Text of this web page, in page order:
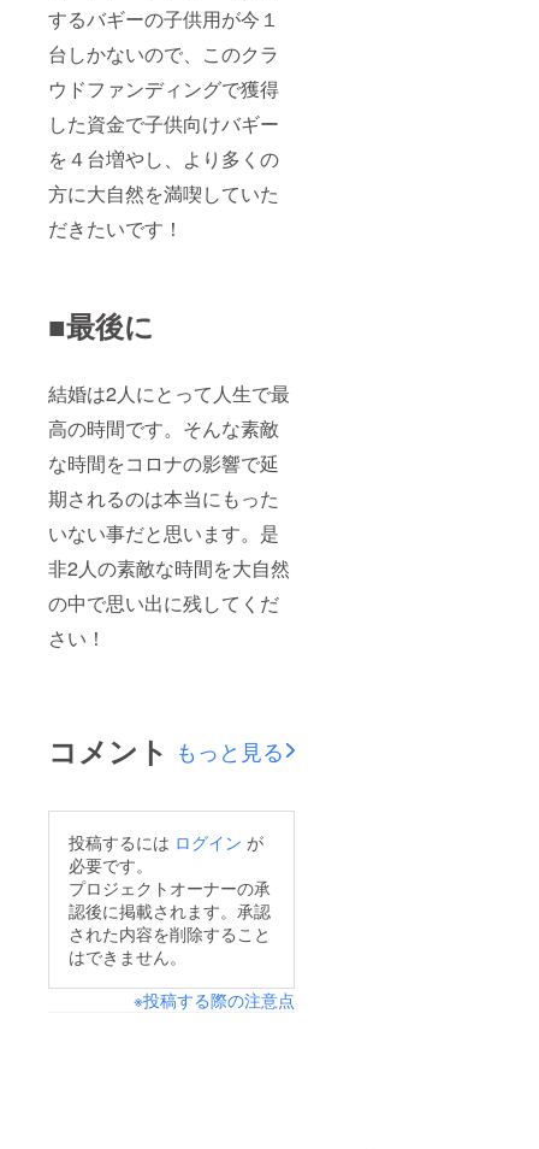
するバギーの子供用が今１
台しかないので、このクラ
ウドファンディングで獲得
した資金で子供向けバギー
を４台増やし、より多くの
方に大自然を満喫していた
だきたいです！
■最後に
結婚は2人にとって人生で最
高の時間です。そんな素敵
な時間をコロナの影響で延
期されるのは本当にもった
いない事だと思います。是
非2人の素敵な時間を大自然
の中で思い出に残してくだ
さい！
コメント もっと見る
投稿するには ログイン が
必要です。
プロジェクトオーナーの承
認後に掲載されます。承認
された内容を削除すること
はできません。
※投稿する際の注意点